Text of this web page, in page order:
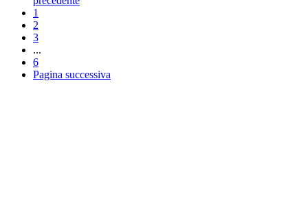
1
2
3
...
6
Pagina successiva